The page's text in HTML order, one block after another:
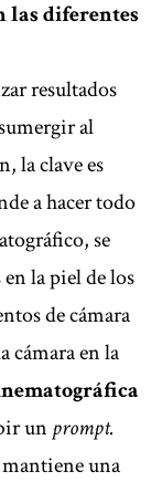
las diferentes
resultados
al
la clave es
a hacer todo
se
la piel de los
de cámara
cámara en la
un prompt.
una